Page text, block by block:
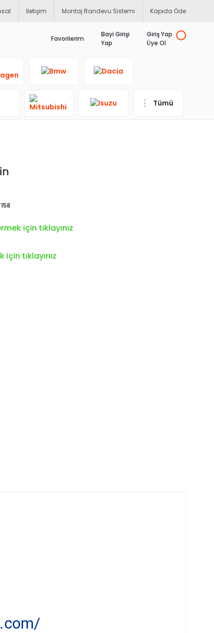
İletişim Montaj Randevu Sistemi Kapıda Öde
Favorilerim
Bayi Girişi
Yap
Giriş Yap
Üye Ol
Tümü
için tıklayınız
tıklayınız